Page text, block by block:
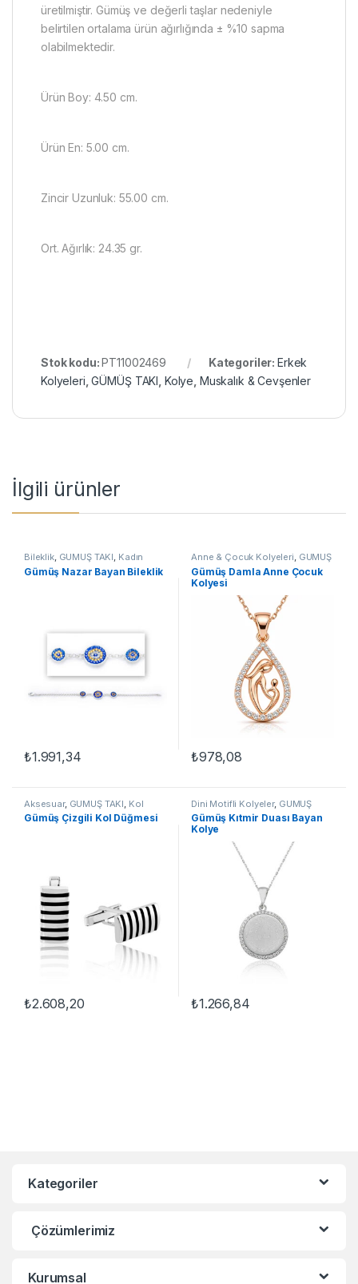
üretilmiştir. Gümüş ve değerli taşlar nedeniyle
belirtilen ortalama ürün ağırlığında ± %10 sapma
olabilmektedir.
Ürün Boy: 4.50 cm.
Ürün En: 5.00 cm.
Zincir Uzunluk: 55.00 cm.
Ort. Ağırlık: 24.35 gr.
Stok kodu:PT11002469 Kategoriler: Erkek
Kolyeleri ,GÜMÜŞ TAKI Kolye Muskalık & Cevşenler
İlgili ürünler
Bileklik, GÜMÜŞ TAKI, Kadın
Bileklikleri, Nazar Bileklikler
Gümüş Nazar Bayan Bileklik
₺1.991,34
Anne & Çocuk Kolyeleri, GÜMÜŞ
TAKI Kadın Kolyeleri Kolye
Gümüş Damla Anne Çocuk
Kolyesi
₺978,08
Aksesuar, GÜMÜŞ TAKI Kol
Düğmeleri
Gümüş Çizgili Kol Düğmesi
₺2.608,20
Dini Motifli Kolyeler, GÜMÜŞ
TAKI Kadın Kolyeleri Kıtmir
Duası Kolyeler,Kolye
Gümüş Kıtmir Duası Bayan
Kolye
₺1.266,84
Kategoriler
Çözümlerimiz
Kurumsal